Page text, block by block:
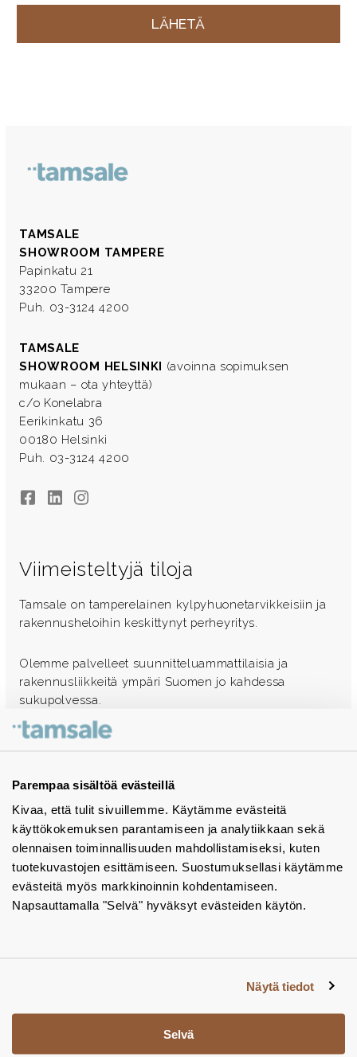
Parempaa sisältöä evästeillä
Kivaa, että tulit sivuillemme. Käytämme evästeitä
käyttökokemuksen parantamiseen ja analytiikkaan sekä
olennaisen toiminnallisuuden mahdollistamiseksi, kuten
tuotekuvastojen esittämiseen. Suostumuksellasi käytämme
evästeitä myös markkinoinnin kohdentamiseen.
Napsauttamalla "Selvä" hyväksyt evästeiden käytön.
Näytä tiedot
Selvä
TAMSALE
SHOWROOM TAMPERE
Papinkatu 21
33200 Tampere
Puh. 03-3124 4200
TAMSALE
SHOWROOM HELSINKI (avoinna sopimuksen
mukaan – ota yhteyttä)
c/o Konelabra
Eerikinkatu 36
00180 Helsinki
Puh. 03-3124 4200
FacebookLinkedInInstagram
Viimeisteltyjä tiloja
Tamsale on tamperelainen kylpyhuonetarvikkeisiin ja
rakennusheloihin keskittynyt perheyritys.
Olemme palvelleet suunnitteluammattilaisia ja
rakennusliikkeitä ympäri Suomen jo kahdessa
sukupolvessa.
Ota yhteyttä - autamme mielellämme
Tuotekuvastot
Instagram
BIM-objektit
Yhteystiedot
Tiedotteet